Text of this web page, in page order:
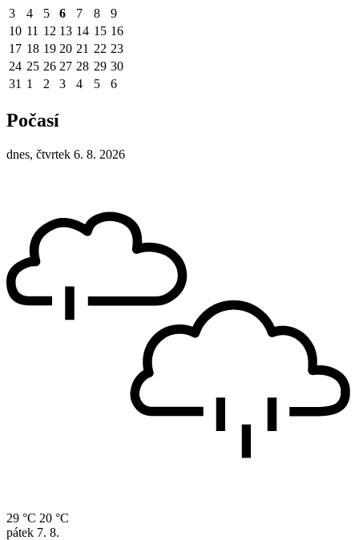
3
4 5 6 7 8
9
10 11 12 13 14 15 16
17 18 19 20 21 22 23
24 25 26 27 28 29 30
31 1 2 3 4 5 6
Počasí
dnes, čtvrtek 6. 8. 2026
29 °C 20 °C
pátek 7. 8.